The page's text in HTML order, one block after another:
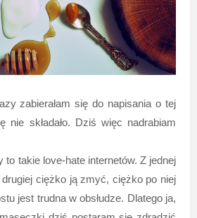
zabierałam się do napisania o tej
nie składało. Dziś więc nadrabiam
takie love-hate internetów. Z jednej
drugiej ciężko ją zmyć, ciężko po niej
jest trudna w obsłudze. Dlatego ja,